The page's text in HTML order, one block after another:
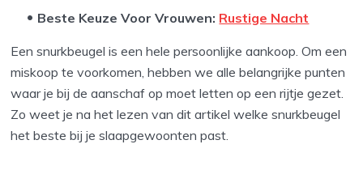
Beste Keuze Voor Vrouwen: Rustige Nacht
Een snurkbeugel is een hele persoonlijke aankoop. Om een
miskoop te voorkomen, hebben we alle belangrijke punten
waar je bij de aanschaf op moet letten op een rijtje gezet.
Zo weet je na het lezen van dit artikel welke snurkbeugel
het beste bij je slaapgewoonten past.